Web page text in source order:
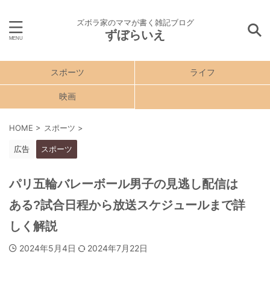
ズボラ家のママが書く雑記ブログ
ずぼらいえ
スポーツ ライフ
映画
HOME > スポーツ >
広告 スポーツ
パリ五輪バレーボール男子の見逃し配信は
ある?試合日程から放送スケジュールまで詳
しく解説
2024年5月4日 2024年7月22日